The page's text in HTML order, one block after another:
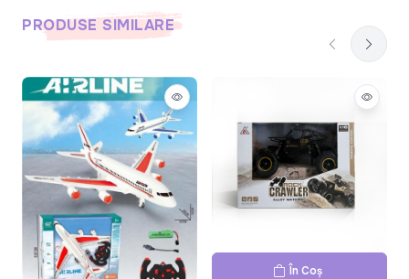
PRODUSE SIMILARE
În Coș